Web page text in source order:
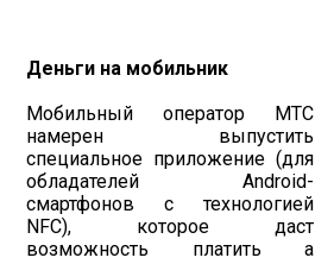
Деньги на мобильник
Мобильный оператор МТС
намерен выпустить
специальное приложение (для
обладателей Android-
смартфонов с технологией
NFC), которое даст
возможность платить а